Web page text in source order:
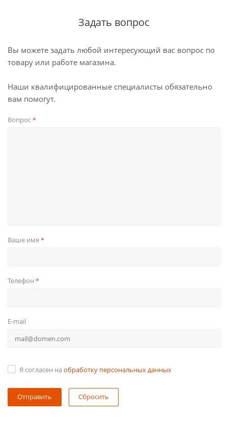
Задать вопрос
Вы можете задать любой интересующий вас вопрос по
товару или работе магазина.
Наши квалифицированные специалисты обязательно
вам помогут.
Вопрос*
Ваше имя *
Телефон *
E-mail
Я согласен на обработку персональных данных
Сбросить